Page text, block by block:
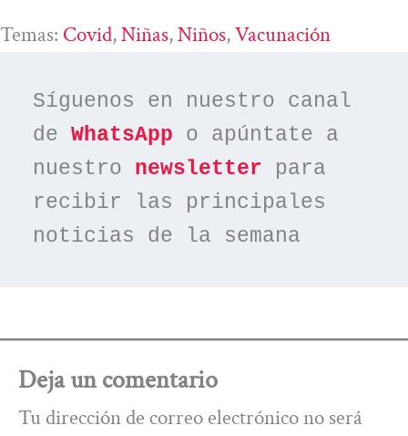
Temas: Covid, Niñas, Niños, Vacunación
Síguenos en nuestro canal
de WhatsApp o apúntate a
nuestro newsletter para
recibir las principales
noticias de la semana
Deja un comentario
Tu dirección de correo electrónico no será